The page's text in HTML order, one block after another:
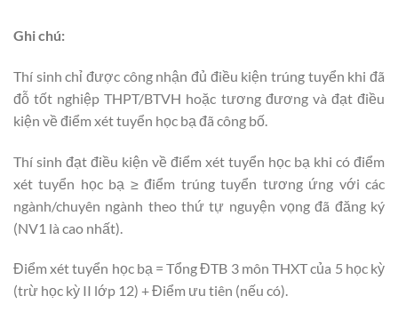
Ghi chú:
Thí sinh chỉ được công nhận đủ điều kiện trúng tuyển khi đã
đỗ tốt nghiệp THPT/BTVH hoặc tương đương và đạt điều
kiện về điểm xét tuyển học bạ đã công bố.
Thí sinh đạt điều kiện về điểm xét tuyển học bạ khi có điểm
xét tuyển học bạ ≥ điểm trúng tuyển tương ứng với các
ngành/chuyên ngành theo thứ tự nguyện vọng đã đăng ký
(NV1 là cao nhất).
Điểm xét tuyển học bạ = Tổng ĐTB 3 môn THXT của 5 học kỳ
(trừ học kỳ II lớp 12) + Điểm ưu tiên (nếu có).